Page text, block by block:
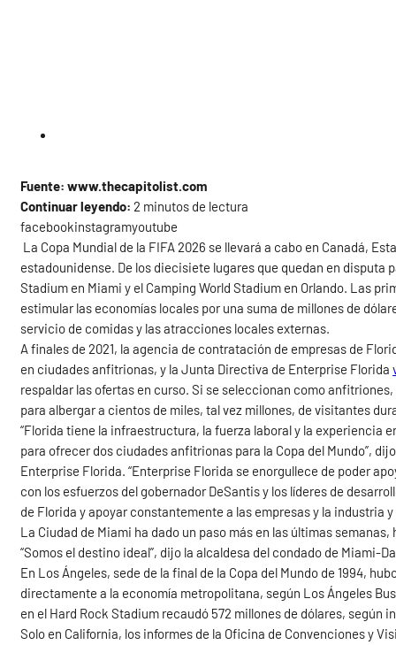
Fuente: www.thecapitolist.com
Continuar leyendo: 2 minutos de lectura
facebookinstagramyoutube
La Copa Mundial de la FIFA 2026 se llevará a cabo en Canadá,
estadounidense. De los diecisiete lugares que quedan en disputa
Stadium en Miami y el Camping World Stadium en Orlando. Las
estimular las economías locales por una suma de millones de
servicio de comidas y las atracciones locales externas.
A finales de 2021, la agencia de contratación de empresas de
en ciudades anfitrionas, y la Junta Directiva de Enterprise Florida
respaldar las ofertas en curso. Si se seleccionan como
para albergar a cientos de miles, tal vez millones, de visitantes
“Florida tiene la infraestructura, la fuerza laboral y la experiencia
para ofrecer dos ciudades anfitrionas para la Copa del Mundo”,
Enterprise Florida. “Enterprise Florida se enorgullece de poder
con los esfuerzos del gobernador DeSantis y los líderes de
de Florida y apoyar constantemente a las empresas y la industria
La Ciudad de Miami ha dado un paso más en las últimas
“Somos el destino ideal”, dijo la alcaldesa del condado de Miami-
En Los Ángeles, sede de la final de la Copa del Mundo de 1994,
directamente a la economía metropolitana, según Los Ángeles
en el Hard Rock Stadium recaudó 572 millones de dólares, según
Solo en California, los informes de la Oficina de Convenciones y